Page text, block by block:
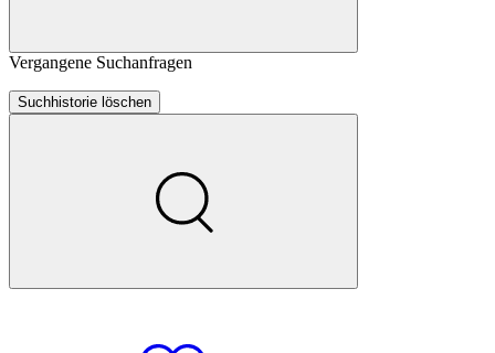
Vergangene Suchanfragen
Suchhistorie löschen